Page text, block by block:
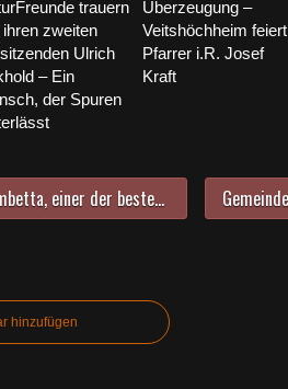
trauern
ihren zweiten
Ulrich
– Ein
der Spuren
Überzeugung –
Veitshöchheim feiert
Pfarrer i.R. Josef
Kraft
Der Italiener Beppe Gambetta, einer der besten Flatpicker weltweit in der akustischen Gitarrenszene, gastiert am 19. November 2022 zum zehnten Mal im Veitshöchheimer Bacchuskeller
hinzufügen